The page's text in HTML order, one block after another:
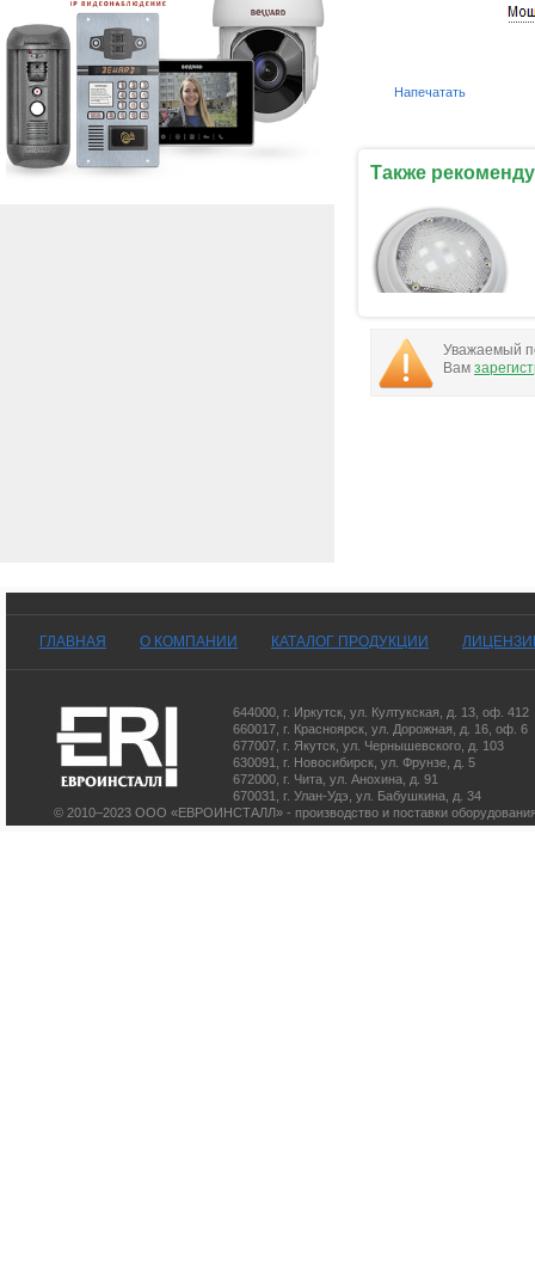
Напечатать
Также
Уважаемый
Вам
ГЛАВНАЯ О КОМПАНИИ КАТАЛОГ ПРОДУКЦИИ
644000 г. Иркутск ул. Култукская, д. 13 , оф. 412
660017 г. Красноярск ул. Дорожная, д. 16, оф. 6
677007 г. Якутск ул. Чернышевского, д. 103
630091
г. Новосибирск ул. Фрунзе, д. 5
672000 г. Чита ул. Анохина, д. 91
670031
г. Улан-Удэ ул. Бабушкина, д. 34
© 2010–2023 ООО «ЕВРОИНСТАЛЛ» - производство и поставки оборудования